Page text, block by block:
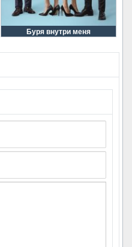
Буря внутри меня